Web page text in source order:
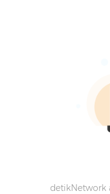
detikNetwork